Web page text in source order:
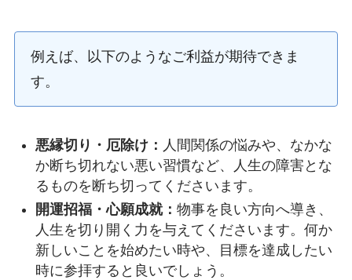
例えば、以下のようなご利益が期待できま
す。
悪縁切り・厄除け： 人間関係の悩みや、なかな
か断ち切れない悪い習慣など、人生の障害とな
るものを断ち切ってくださいます。
開運招福・心願成就： 物事を良い方向へ導き、
人生を切り開く力を与えてくださいます。何か
新しいことを始めたい時や、目標を達成したい
時に参拝すると良いでしょう。